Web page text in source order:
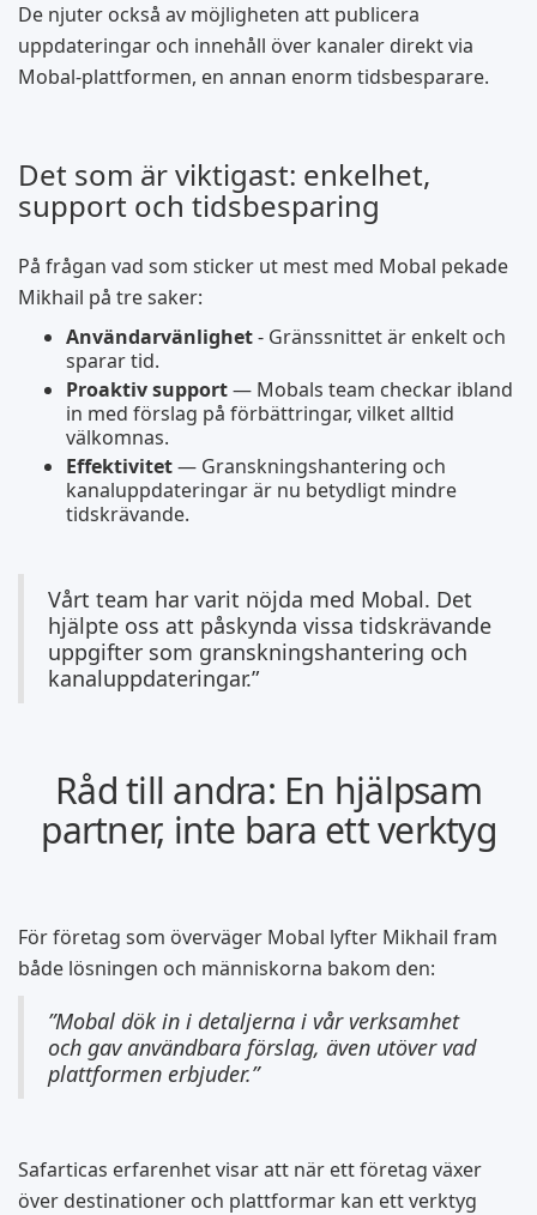
De njuter också av möjligheten att publicera
uppdateringar och innehåll över kanaler direkt via
Mobal-plattformen, en annan enorm tidsbesparare.
Det som är viktigast: enkelhet,
support och tidsbesparing
På frågan vad som sticker ut mest med Mobal pekade
Mikhail på tre saker:
Användarvänlighet- Gränssnittet är enkelt och
sparar tid.
Proaktiv support— Mobals team checkar ibland
in med förslag på förbättringar, vilket alltid
välkomnas.
Effektivitet— Granskningshantering och
kanaluppdateringar är nu betydligt mindre
tidskrävande.
Vårt team har varit nöjda med Mobal. Det
hjälpte oss att påskynda vissa tidskrävande
uppgifter som granskningshantering och
kanaluppdateringar.”
Råd till andra: En hjälpsam
partner, inte bara ett verktyg
För företag som överväger Mobal lyfter Mikhail fram
både lösningen och människorna bakom den:
”Mobal dök in i detaljerna i vår verksamhet
och gav användbara förslag, även utöver vad
plattformen erbjuder.”
Safarticas erfarenhet visar att när ett företag växer
över destinationer och plattformar kan ett verktyg